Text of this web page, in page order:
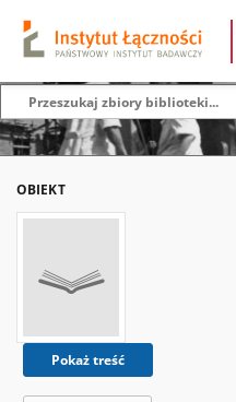
OBIEKT
Pokaż treść